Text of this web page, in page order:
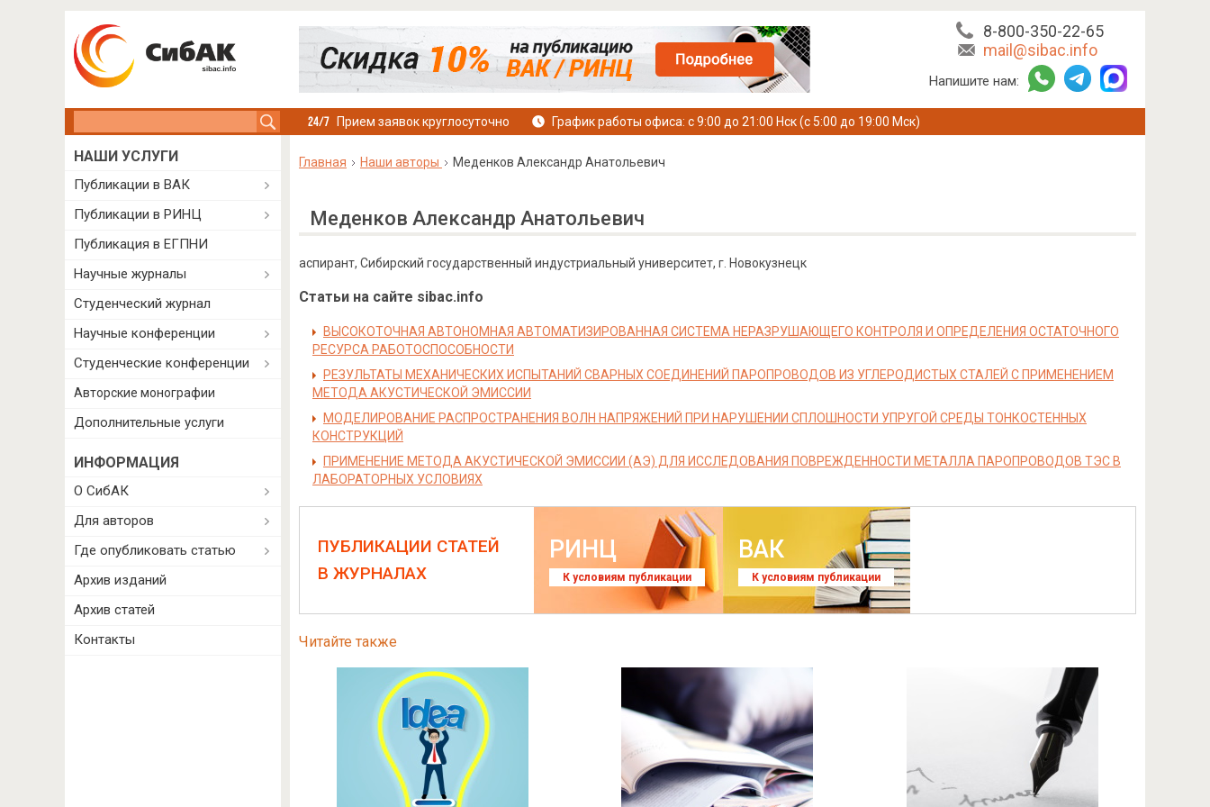
8-800-350-22-65
mail@sibac.info
Напишите нам:
Прием заявок круглосуточно График работы офиса: с 9:00 до 21:00 Нск (с 5:00 до 19:00 Мск)
Главная Наши авторы Меденков Александр Анатольевич
Меденков Александр Анатольевич
аспирант, Сибирский государственный индустриальный университет, г. Новокузнецк
Статьи на сайте sibac.info
ВЫСОКОТОЧНАЯ АВТОНОМНАЯ АВТОМАТИЗИРОВАННАЯ СИСТЕМА НЕРАЗРУШАЮЩЕГО КОНТРОЛЯ И ОПРЕДЕЛЕНИЯ ОСТАТОЧНОГО
РЕСУРСА РАБОТОСПОСОБНОСТИ
РЕЗУЛЬТАТЫ МЕХАНИЧЕСКИХ ИСПЫТАНИЙ СВАРНЫХ СОЕДИНЕНИЙ ПАРОПРОВОДОВ ИЗ УГЛЕРОДИСТЫХ СТАЛЕЙ С ПРИМЕНЕНИЕМ
МЕТОДА АКУСТИЧЕСКОЙ ЭМИССИИ
МОДЕЛИРОВАНИЕ РАСПРОСТРАНЕНИЯ ВОЛН НАПРЯЖЕНИЙ ПРИ НАРУШЕНИИ СПЛОШНОСТИ УПРУГОЙ СРЕДЫ ТОНКОСТЕННЫХ
КОНСТРУКЦИЙ
ПРИМЕНЕНИЕ МЕТОДА АКУСТИЧЕСКОЙ ЭМИССИИ (АЭ) ДЛЯ ИССЛЕДОВАНИЯ ПОВРЕЖДЕННОСТИ МЕТАЛЛА ПАРОПРОВОДОВ ТЭС В
ЛАБОРАТОРНЫХ УСЛОВИЯХ
ПУБЛИКАЦИИ СТАТЕЙ
В ЖУРНАЛАХ
РИНЦ
К условиям публикации
ВАК
К условиям публикации
Читайте также
НАШИ УСЛУГИ
Публикации в ВАК
Публикации в РИНЦ
Публикация в ЕГПНИ
Научные журналы
Студенческий журнал
Научные конференции
Студенческие конференции
Авторские монографии
Дополнительные услуги
ИНФОРМАЦИЯ
О СибАК
Для авторов
Где опубликовать статью
Архив изданий
Архив статей
Контакты